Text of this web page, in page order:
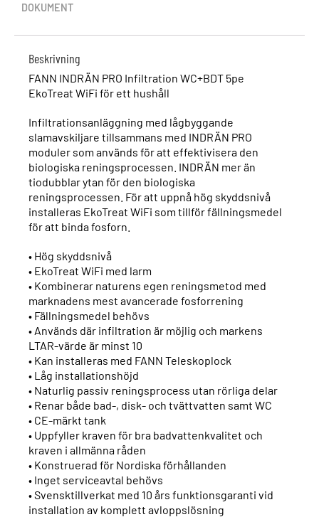
DOKUMENT
Beskrivning
FANN INDRÄN PRO Infiltration WC+BDT 5pe
EkoTreat WiFi för ett hushåll
Infiltrationsanläggning med lågbyggande
slamavskiljare tillsammans med INDRÄN PRO
moduler som används för att effektivisera den
biologiska reningsprocessen. INDRÄN mer än
tiodubblar ytan för den biologiska
reningsprocessen. För att uppnå hög skyddsnivå
installeras EkoTreat WiFi som tillför fällningsmedel
för att binda fosforn.
• Hög skyddsnivå
• EkoTreat WiFi med larm
• Kombinerar naturens egen reningsmetod med
marknadens mest avancerade fosforrening
• Fällningsmedel behövs
• Används där infiltration är möjlig och markens
LTAR-värde är minst 10
• Kan installeras med FANN Teleskoplock
• Låg installationshöjd
• Naturlig passiv reningsprocess utan rörliga delar
• Renar både bad-, disk- och tvättvatten samt WC
• CE-märkt tank
• Uppfyller kraven för bra badvattenkvalitet och
kraven i allmänna råden
• Konstruerad för Nordiska förhållanden
• Inget serviceavtal behövs
• Svensktillverkat med 10 års funktionsgaranti vid
installation av komplett avloppslösning